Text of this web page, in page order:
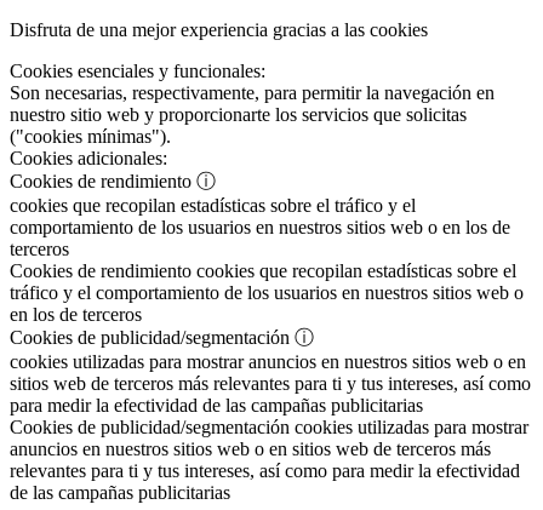
Disfruta de una mejor experiencia gracias a las cookies
Cookies esenciales y funcionales:
Son necesarias, respectivamente, para permitir la navegación en
nuestro sitio web y proporcionarte los servicios que solicitas
("cookies mínimas").
Cookies adicionales:
Cookies de rendimiento ⓘ
cookies que recopilan estadísticas sobre el tráfico y el
comportamiento de los usuarios en nuestros sitios web o en los de
terceros
Cookies de rendimiento cookies que recopilan estadísticas sobre el
tráfico y el comportamiento de los usuarios en nuestros sitios web o
en los de terceros
Cookies de publicidad/segmentación ⓘ
cookies utilizadas para mostrar anuncios en nuestros sitios web o en
sitios web de terceros más relevantes para ti y tus intereses, así como
para medir la efectividad de las campañas publicitarias
Cookies de publicidad/segmentación cookies utilizadas para mostrar
anuncios en nuestros sitios web o en sitios web de terceros más
relevantes para ti y tus intereses, así como para medir la efectividad
de las campañas publicitarias